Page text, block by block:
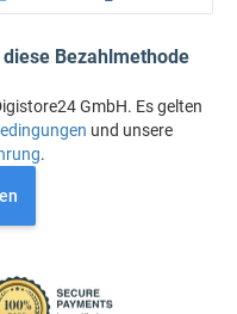
Bezahlmethode
GmbH. Es gelten
und unsere
.